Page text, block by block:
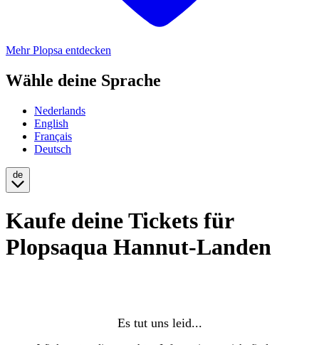
Mehr Plopsa entdecken
Wähle deine Sprache
Nederlands
English
Français
Deutsch
de
Kaufe deine Tickets für
Plopsaqua Hannut-Landen